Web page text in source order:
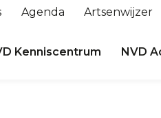
Agenda Artsenwijzer
Kenniscentrum NVD